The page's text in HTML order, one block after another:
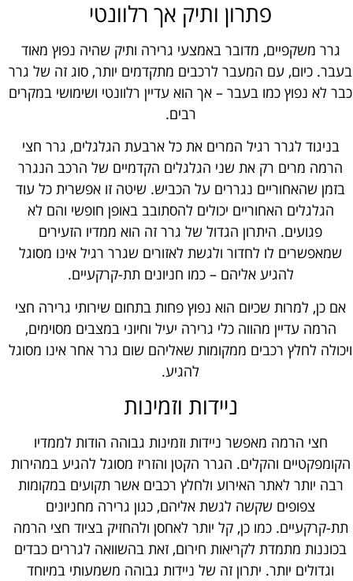
פתרון ותיק אך רלוונטי
גרר משקפיים, מדובר באמצעי גרירה ותיק שהיה נפוץ מאוד
בעבר. כיום, עם המעבר לרכבים מתקדמים יותר, סוג זה של גרר
כבר לא נפוץ כמו בעבר – אך הוא עדיין רלוונטי ושימושי במקרים
רבים.
בניגוד לגרר רגיל המרים את כל ארבעת הגלגלים, גרר חצי
הרמה מרים רק את שני הגלגלים הקדמיים של הרכב הנגרר
בזמן שהאחוריים נגררים על הכביש. שיטה זו אפשרית כל עוד
הגלגלים האחוריים יכולים להסתובב באופן חופשי והם לא
פגועים. היתרון הגדול של גרר זה הוא ממדיו הזעירים
שמאפשרים לו לחדור ולגשת לאזורים שגרר רגיל אינו מסוגל
להגיע אליהם – כמו חניונים תת-קרקעיים.
אם כן, למרות שכיום הוא נפוץ פחות בתחום שירותי גרירה חצי
הרמה עדיין מהווה כלי גרירה יעיל וחיוני במצבים מסוימים,
ויכולה לחלץ רכבים ממקומות שאליהם שום גרר אחר אינו מסוגל
להגיע.
ניידות וזמינות
חצי הרמה מאפשר ניידות וזמינות גבוהה הודות לממדיו
הקומפקטיים והקלים. הגרר הקטן והזריז מסוגל להגיע במהירות
רבה יותר לאתר האירוע ולחלץ רכבים אשר תקועים במקומות
צפופים שקשה לגשת אליהם, כגון גרירה מחניונים
תת-קרקעיים. כמו כן, קל יותר לאחסן ולהחזיק בציוד חצי הרמה
בכוננות מתמדת לקריאות חירום, זאת בהשוואה לגררים כבדים
וגדולים יותר. יתרון זה של ניידות גבוהה משמעותי במיוחד